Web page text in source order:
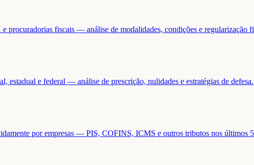
procuradorias fiscais — análise de modalidades, condições e regularização
estadual e federal — análise de prescrição, nulidades e estratégias de defesa.
por empresas — PIS, COFINS, ICMS e outros tributos nos últimos